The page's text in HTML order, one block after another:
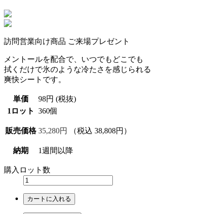
訪問営業向け商品 ご来場プレゼント
メントールを配合で、いつでもどこでも
拭くだけで氷のような冷たさを感じられる
爽快シートです。
単価
98円 (税抜)
1ロット
360個
販売価格 35,280円 （税込 38,808円）
納期 1週間以降
購入ロット数
カートに入れる